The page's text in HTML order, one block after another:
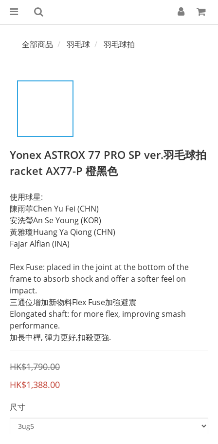
全部商品 羽毛球 羽毛球拍
Yonex ASTROX 77 PRO SP ver.羽毛球拍
racket AX77-P 橙黑色
使用球星:
陳雨菲Chen Yu Fei (CHN)
安洗瑩An Se Young (KOR)
黃雅瓊Huang Ya Qiong (CHN)
Fajar Alfian (INA)
Flex Fuse: placed in the joint at the bottom of the
frame to absorb shock and offer a softer feel on
impact.
三通位增加新物料Flex Fuse加強避震
Elongated shaft: for more flex, improving smash
performance.
加長中桿, 彈力更好,扣殺更強.
HK$1,790.00
HK$1,388.00
尺寸